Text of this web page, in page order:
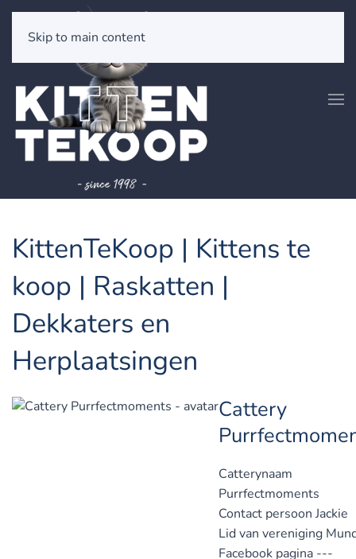
Skip to main content
KittenTeKoop | Kittens te
koop | Raskatten |
Dekkaters en
Herplaatsingen
Cattery
Catterynaam
Purrfectmoments
Contact persoon Jackie
Lid van vereniging
Facebook pagina ---